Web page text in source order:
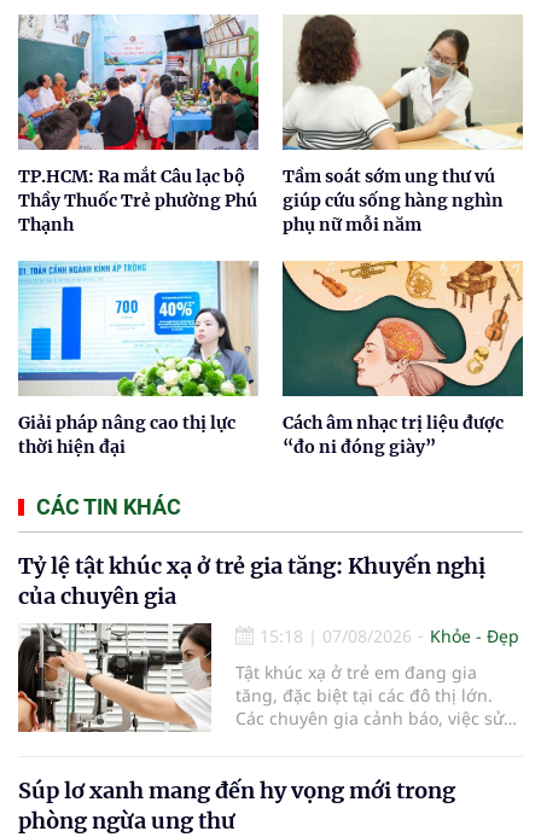
TP.HCM: Ra mắt Câu lạc bộ
Thầy Thuốc Trẻ phường Phú
Thạnh
Tầm soát sớm ung thư vú
giúp cứu sống hàng nghìn
phụ nữ mỗi năm
Giải pháp nâng cao thị lực
thời hiện đại
Cách âm nhạc trị liệu được
“đo ni đóng giày”
CÁC TIN KHÁC
Tỷ lệ tật khúc xạ ở trẻ gia tăng: Khuyến nghị
của chuyên gia
15:18 | 07/08/2026
Khỏe - Đẹp
Tật khúc xạ ở trẻ em đang gia
tăng, đặc biệt tại các đô thị lớn.
Các chuyên gia cảnh báo, việc sử
trường học tập chưa đạt chuẩn
đang khiến tình trạng cận thị ngày
Súp lơ xanh mang đến hy vọng mới trong
phòng ngừa ung thư